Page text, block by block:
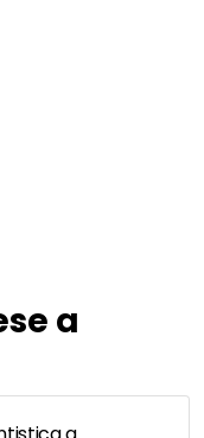
a